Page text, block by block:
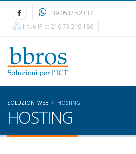
+39 0532 52337
Il tuo IP è: 216.73.216.186
HOSTING
SOLUZIONI WEB HOSTING